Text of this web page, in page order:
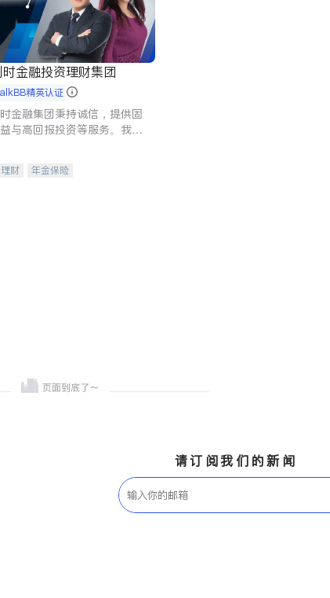
时金融投资理财集团
精英认证
金融集团秉持诚信，提供固
与高回报投资等服务。我们
财
年金保险
请订阅我们的新闻